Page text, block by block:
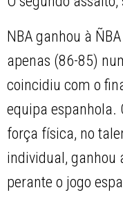
NBA ganhou à
apenas (86-85)
coincidiu com o
equipa espanhola.
força física, no
individual, ganhou
perante o jogo